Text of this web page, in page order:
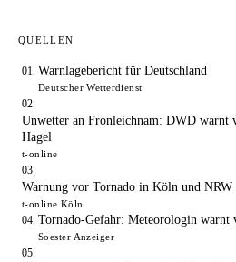
QUELLEN
Warnlagebericht für Deutschland
Deutscher Wetterdienst
Unwetter an Fronleichnam: DWD warnt
Hagel
t-online
Warnung vor Tornado in Köln und
t-online Köln
Tornado-Gefahr: Meteorologin
Soester Anzeiger